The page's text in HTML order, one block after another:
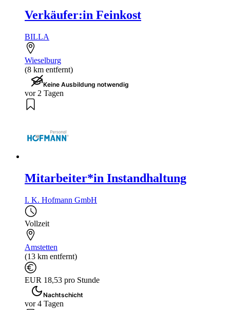
Verkäufer:in Feinkost
BILLA
Wieselburg
(8 km entfernt)
Keine Ausbildung notwendig
vor 2 Tagen
Mitarbeiter*in Instandhaltung
I. K. Hofmann GmbH
Vollzeit
Amstetten
(13 km entfernt)
EUR 18,53 pro Stunde
Nachtschicht
vor 4 Tagen